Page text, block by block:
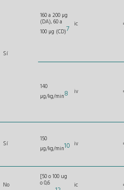
Sí
160 a 200 µg
(DA), 60 a
100 µg (CD)7 ic
140
µg/kg/min8 iv
Sí
150
µg/kg/min10 iv
No
[50 o 100 ug
o 0,6
ic